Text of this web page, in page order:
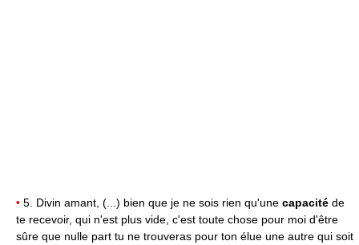
• 5. Divin amant, (...) bien que je ne sois rien qu'une capacité de
te recevoir, qui n'est plus vide, c'est toute chose pour moi d'être
sûre que nulle part tu ne trouveras pour ton élue une autre qui soit